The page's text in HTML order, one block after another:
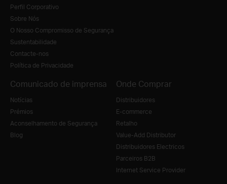
Perfil Corporativo
Sobre Nós
O Nosso Compromisso de Segurança
Sustentabilidade
Contacte-nos
Política de Privacidade
Comunicado de imprensa
Notícias
Prémios
Aconselhamento de Segurança
Blog
Onde Comprar
Distribuidores
E-commerce
Retalho
Value-Add Distributor
Distribuidores Electricos
Parceiros B2B
Internet Service Provider